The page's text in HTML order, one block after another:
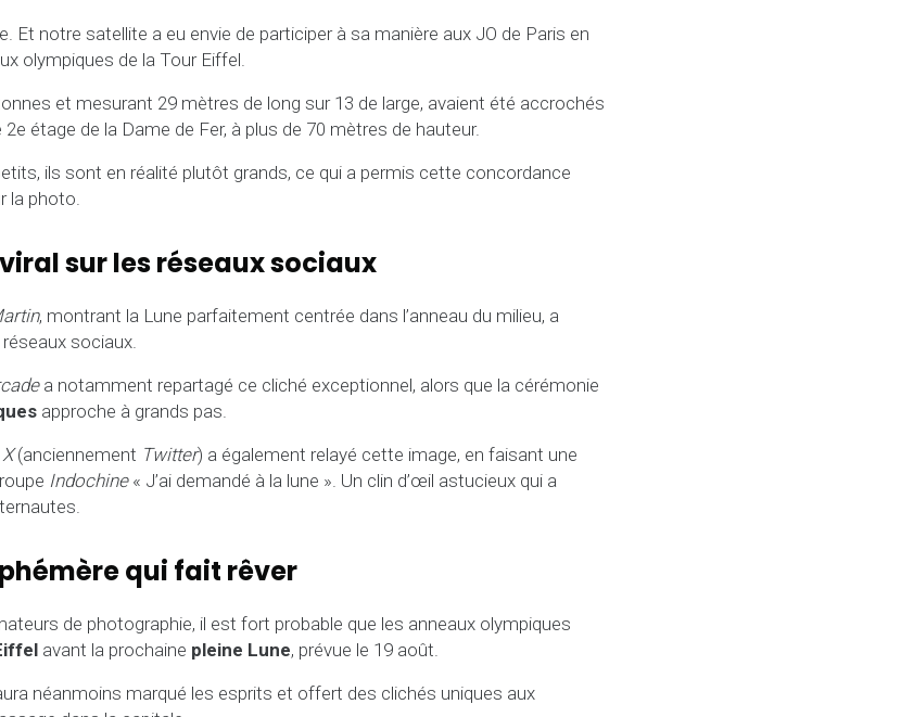
Et notre satellite a eu envie de participer à sa manière aux JO de Paris en
olympiques de la Tour Eiffel.
et mesurant 29 mètres de long sur 13 de large, avaient été accrochés
étage de la Dame de Fer, à plus de 70 mètres de hauteur.
ils sont en réalité plutôt grands, ce qui a permis cette concordance
la photo.
sur les réseaux sociaux
, montrant la Lune parfaitement centrée dans l’anneau du milieu, a
sociaux.
a notamment repartagé ce cliché exceptionnel, alors que la cérémonie
approche à grands pas.
X(anciennement Twitter) a également relayé cette image, en faisant une
Indochine« J’ai demandé à la lune ». Un clin d’œil astucieux qui a
qui fait rêver
de photographie, il est fort probable que les anneaux olympiques
avant la prochaine pleine Lune, prévue le 19 août.
néanmoins marqué les esprits et offert des clichés uniques aux